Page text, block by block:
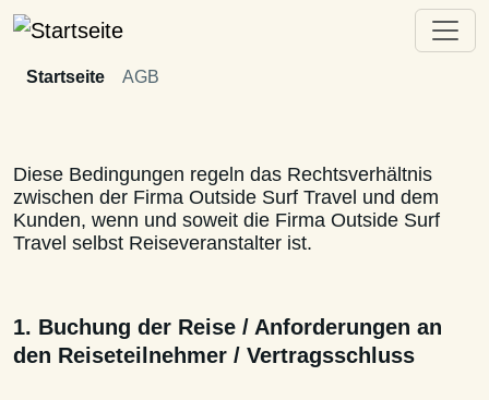
Direkt zum Inhalt
Startseite AGB
Diese Bedingungen regeln das Rechtsverhältnis
zwischen der Firma Outside Surf Travel und dem
Kunden, wenn und soweit die Firma Outside Surf
Travel selbst Reiseveranstalter ist.
1. Buchung der Reise / Anforderungen an
den Reiseteilnehmer / Vertragsschluss